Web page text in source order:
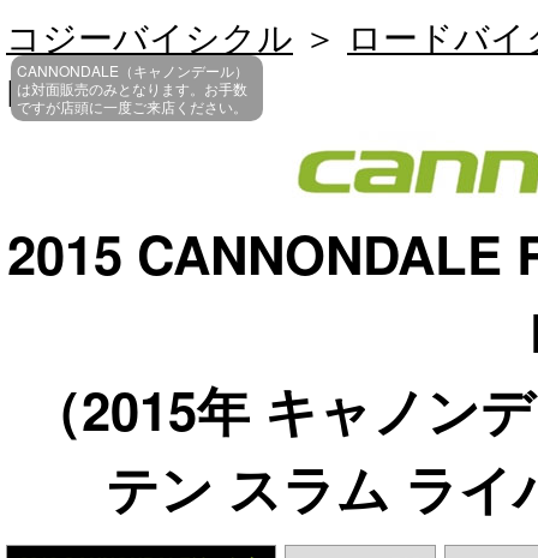
コジーバイシクル ＞ ロードバイ
RIVAL DISC
2015 CANNONDALE
（2015年 キャノン
テン スラム ライ
CANNONDALE（キャノンデール）
は対面販売のみとなります。お手数
ですが店頭に一度ご来店ください。